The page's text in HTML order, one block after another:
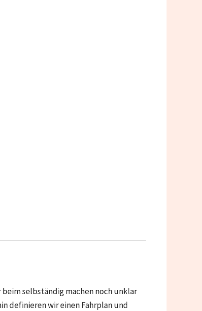
selbständig machen noch unklar
definieren wir einen Fahrplan und